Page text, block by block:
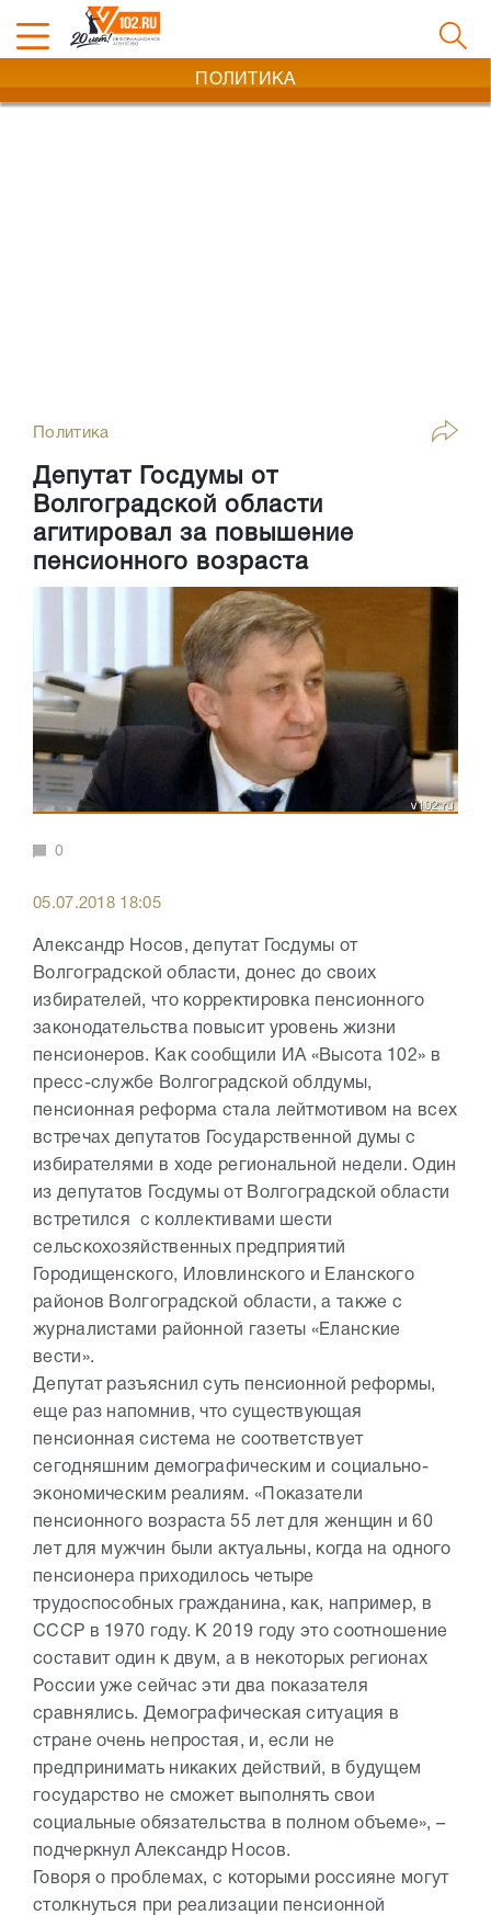
ПОЛИТИКА
Политика
Депутат Госдумы от
Волгоградской области
агитировал за повышение
пенсионного возраста
0
05.07.2018 18:05
Александр Носов, депутат Госдумы от
Волгоградской области, донес до своих
избирателей, что корректировка пенсионного
законодательства повысит уровень жизни
пенсионеров. Как сообщили ИА «Высота 102» в
пресс-службе Волгоградской облдумы,
пенсионная реформа стала лейтмотивом на всех
встречах депутатов Государственной думы с
избирателями в ходе региональной недели. Один
из депутатов Госдумы от Волгоградской области
встретился с коллективами шести
сельскохозяйственных предприятий
Городищенского, Иловлинского и Еланского
районов Волгоградской области, а также с
журналистами районной газеты «Еланские
вести».
Депутат разъяснил суть пенсионной реформы,
еще раз напомнив, что существующая
пенсионная система не соответствует
сегодняшним демографическим и социально-
экономическим реалиям. «Показатели
пенсионного возраста 55 лет для женщин и 60
лет для мужчин были актуальны, когда на одного
пенсионера приходилось четыре
трудоспособных гражданина, как, например, в
СССР в 1970 году. К 2019 году это соотношение
составит один к двум, а в некоторых регионах
России уже сейчас эти два показателя
сравнялись. Демографическая ситуация в
стране очень непростая, и, если не
предпринимать никаких действий, в будущем
государство не сможет выполнять свои
социальные обязательства в полном объеме», –
подчеркнул Александр Носов.
Говоря о проблемах, с которыми россияне могут
столкнуться при реализации пенсионной